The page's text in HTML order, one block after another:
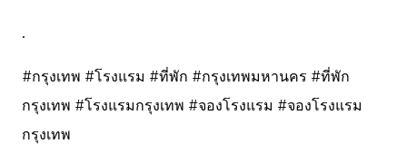
.
#กรุงเทพ #โรงแรม #ที่พัก #กรุงเทพมหานคร #ที่พัก
กรุงเทพ #โรงแรมกรุงเทพ #จองโรงแรม #จองโรงแรม
กรุงเทพ